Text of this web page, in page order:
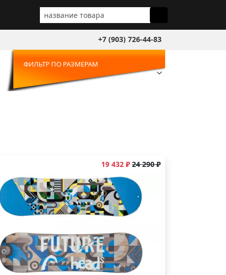
+7 (903) 726-44-83
ФИЛЬТР ПО РАЗМЕРАМ
19 432 ₽ 24 290 ₽